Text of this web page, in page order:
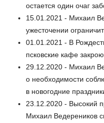
остается один очаг
15.01.2021 - Михаил
ужесточении
01.01.2021 - В
псковские кафе
29.12.2020 - Михаил
о необходимости
в новогодние
23.12.2020 - Высокий
Михаил Ведереников